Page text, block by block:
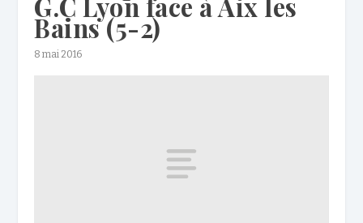
Bains (5-2)
8 mai 2016